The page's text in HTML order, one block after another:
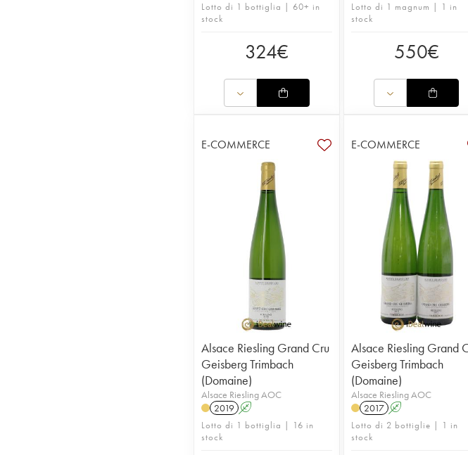
Lotto di 1 bottiglia | 60+ in
stock
324€
Lotto di 1 magnum | 1 in
stock
550€
E-COMMERCE
Alsace Riesling Grand Cru
Geisberg Trimbach
(Domaine)
Alsace Riesling AOC
2019 A
Lotto di 1 bottiglia | 16 in
stock
E-COMMERCE
Alsace Riesling Grand
Geisberg Trimbach
(Domaine)
Alsace Riesling AOC
2017 A
Lotto di 2 bottiglie | 1 in
stock